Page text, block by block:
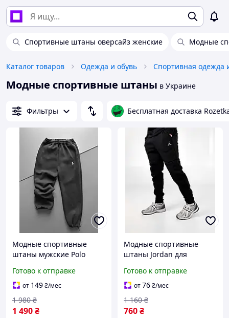
Спортивные штаны оверсайз женские Модные
Каталог товаров Одежда и обувь Спортивная одежда
Модные спортивные штаны в Украине
Фильтры Бесплатная доставка
Модные спортивные
штаны мужские Polo
брюки молодёжные на
парня Поло Ральф Лорен,
Спортивки на резинке
легкие
Готово к отправке
от 149₴/мес
1 490₴
1 980 ₴
Модные спортивные
штаны Jordan для
штаны Джордан с
манжетом, Молодежные
хлопковые брюки
черного цвета
Готово к отправке
от76₴/мес
760₴
1 160 ₴